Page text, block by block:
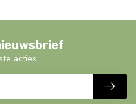
acties